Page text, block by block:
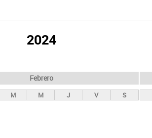
2024
Febrero
M M J V S